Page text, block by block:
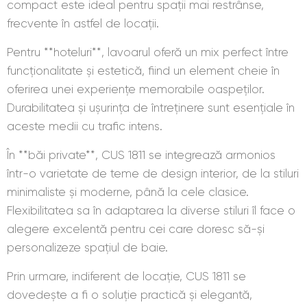
compact este ideal pentru spații mai restrânse,
frecvente în astfel de locații.
Pentru **hoteluri**, lavoarul oferă un mix perfect între
funcționalitate și estetică, fiind un element cheie în
oferirea unei experiențe memorabile oaspeților.
Durabilitatea și ușurința de întreținere sunt esențiale în
aceste medii cu trafic intens.
În **băi private**, CUS 1811 se integrează armonios
într-o varietate de teme de design interior, de la stiluri
minimaliste și moderne, până la cele clasice.
Flexibilitatea sa în adaptarea la diverse stiluri îl face o
alegere excelentă pentru cei care doresc să-și
personalizeze spațiul de baie.
Prin urmare, indiferent de locație, CUS 1811 se
dovedește a fi o soluție practică și elegantă,